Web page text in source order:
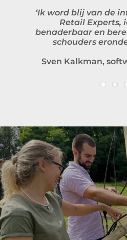
‘Ik word blij van de
Retail Experts,
benaderbaar en
schouders
Sven Kalkman,